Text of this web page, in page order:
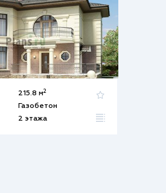
215.8 м2
Газобетон
2 этажа